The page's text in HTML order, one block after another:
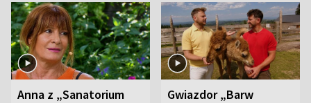
Anna z „Sanatorium
Gwiazdor „Barw